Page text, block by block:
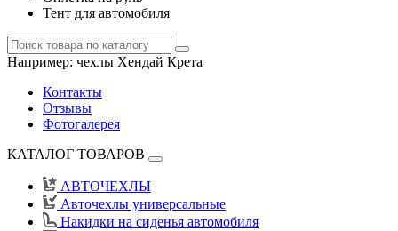
Тент для автомобиля
Например: чехлы Хендай Крета
Контакты
Отзывы
Фотогалерея
КАТАЛОГ ТОВАРОВ
АВТОЧЕХЛЫ
Авточехлы универсальные
Накидки на сиденья автомобиля